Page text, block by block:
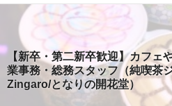
【新卒・第二新卒歓迎】カフェ
業事務・総務スタッフ（純喫茶
Zingaro/となりの開花堂）